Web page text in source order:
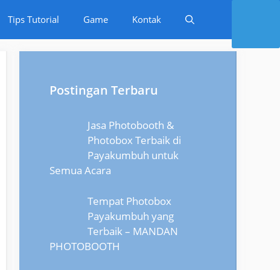
Tips Tutorial Game Kontak
Postingan Terbaru
Jasa Photobooth &
Photobox Terbaik di
Payakumbuh untuk
Semua Acara
Tempat Photobox
Payakumbuh yang
Terbaik – MANDAN
PHOTOBOOTH